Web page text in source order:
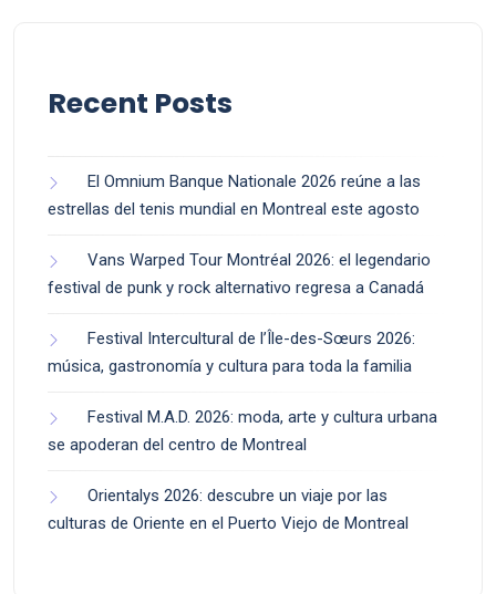
Recent Posts
El Omnium Banque Nationale 2026 reúne a las
estrellas del tenis mundial en Montreal este agosto
Vans Warped Tour Montréal 2026: el legendario
festival de punk y rock alternativo regresa a Canadá
Festival Intercultural de l’Île-des-Sœurs 2026:
música, gastronomía y cultura para toda la familia
Festival M.A.D. 2026: moda, arte y cultura urbana
se apoderan del centro de Montreal
Orientalys 2026: descubre un viaje por las
culturas de Oriente en el Puerto Viejo de Montreal